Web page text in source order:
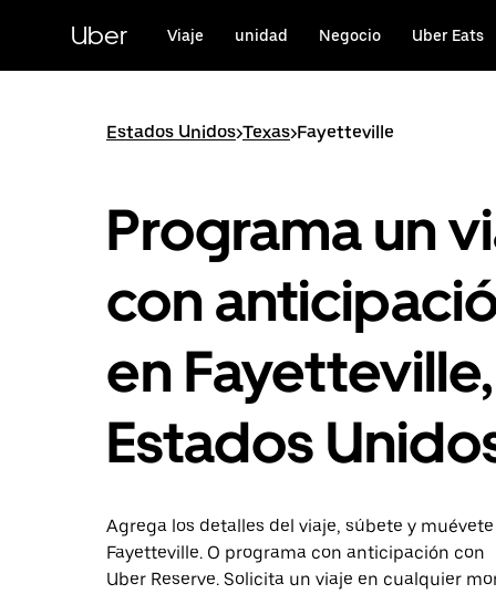
contenido
principal
Uber Viaje unidad Negocio Uber Eats
Estados Unidos>Texas>Fayetteville
Programa un
con
en Fayetteville,
Estados
Agrega los detalles del viaje, súbete y
Fayetteville. O programa con anticipación con
Uber Reserve. Solicita un viaje en cualquier